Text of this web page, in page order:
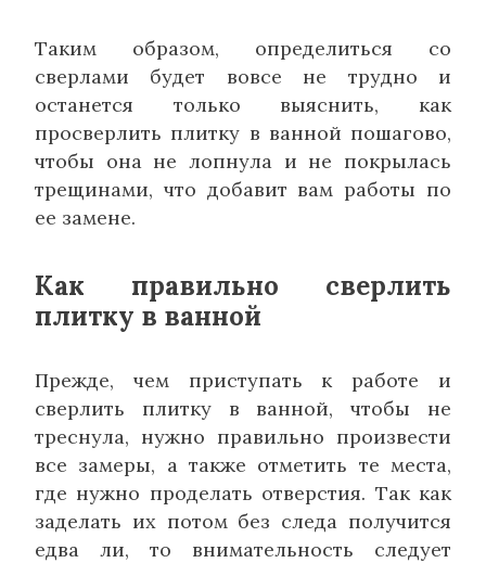
Таким образом, определиться со
сверлами будет вовсе не трудно и
останется только выяснить, как
просверлить плитку в ванной пошагово,
чтобы она не лопнула и не покрылась
трещинами, что добавит вам работы по
ее замене.
Как правильно сверлить
плитку в ванной
Прежде, чем приступать к работе и
сверлить плитку в ванной, чтобы не
треснула, нужно правильно произвести
все замеры, а также отметить те места,
где нужно проделать отверстия. Так как
заделать их потом без следа получится
едва ли, то внимательность следует